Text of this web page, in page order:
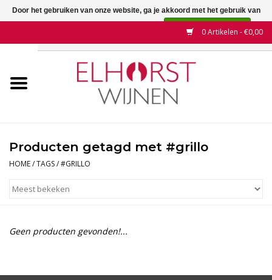
0 Artikelen - €0,00
Wijnen
Wijnhuizen
Druif
Wijnaanbiedingen
Producten getagd met #grillo
HOME/TAGS/#GRILLO
Geen producten gevonden!...
Door het gebruiken van onze website, ga je akkoord met het gebruik van